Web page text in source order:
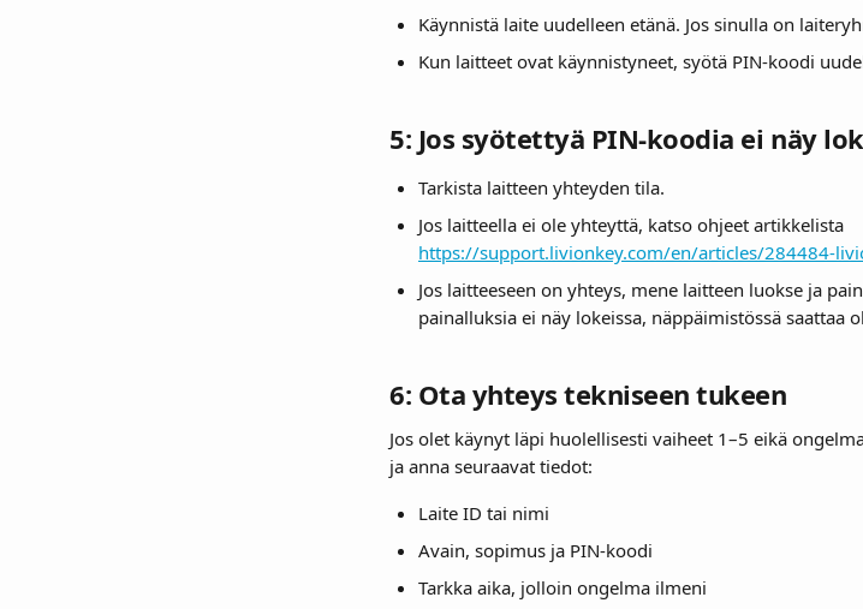
Käynnistä laite uudelleen etänä. Jos sinulla on
Kun laitteet ovat käynnistyneet, syötä PIN-koodi
5: Jos syötettyä PIN-koodia ei näy
Tarkista laitteen yhteyden tila.
Jos laitteella ei ole yhteyttä, katso ohjeet artikkelista
https://support.livionkey.com/en/articles/284484-
Jos laitteeseen on yhteys, mene laitteen luokse ja
painalluksia ei näy lokeissa, näppäimistössä saattaa
6: Ota yhteys tekniseen tukeen
Jos olet käynyt läpi huolellisesti vaiheet 1–5 eikä
ja anna seuraavat tiedot:
Laite ID tai nimi
Avain, sopimus ja PIN-koodi
Tarkka aika, jolloin ongelma ilmeni